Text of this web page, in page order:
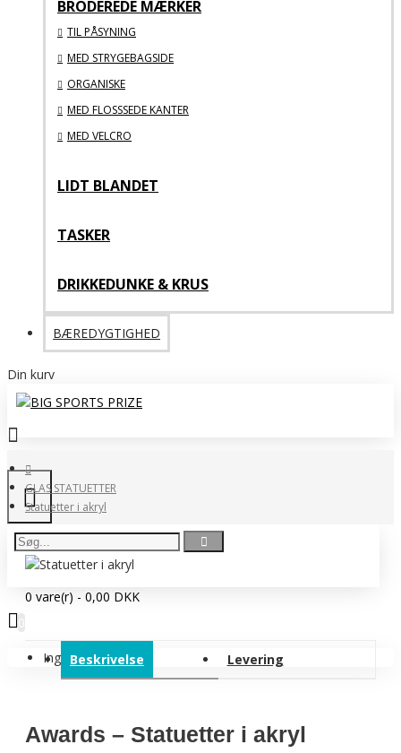
BRODEREDE MÆRKER
TIL PÅSYNING
MED STRYGEBAGSIDE
ORGANISKE
MED FLOSSSEDE KANTER
MED VELCRO
LIDT BLANDET
TASKER
DRIKKEDUNKE & KRUS
BÆREDYGTIGHED
Din kurv
0 vare(r) - 0,00 DKK
Ingen produkter
GLAS STATUETTER
Statuetter i akryl
Beskrivelse Levering
Awards – Statuetter i akryl